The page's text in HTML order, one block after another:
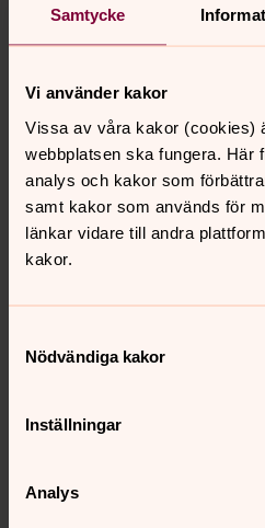
Samtycke
Vi använder kakor
Vissa av våra kakor (cookies)
webbplatsen ska fungera. Här
analys och kakor som
samt kakor som används för
länkar vidare till andra
kakor.
Nödvändiga kakor
Inställningar
Analys
Psaltarpsalm
Kyrkoårets bibeltexter
Texter ur Bibel 2000